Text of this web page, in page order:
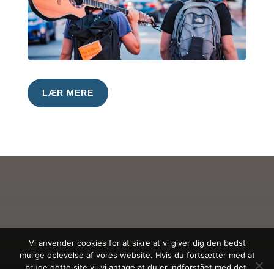
LÆR MERE
Vi anvender cookies for at sikre at vi giver dig den bedst
mulige oplevelse af vores website. Hvis du fortsætter med at